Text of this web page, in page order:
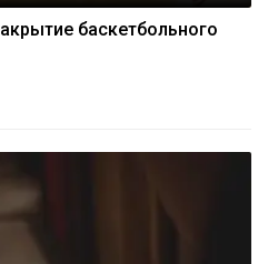
баскетбольного